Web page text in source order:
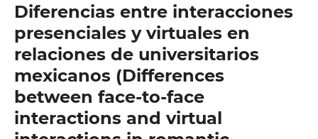
Diferencias entre interacciones
presenciales y virtuales en
relaciones de universitarios
mexicanos (Differences
between face-to-face
interactions and virtual